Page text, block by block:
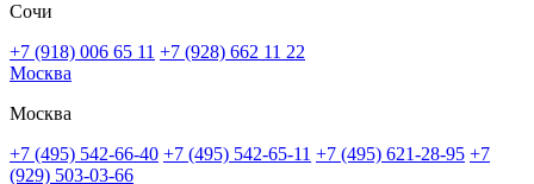
Сочи
+7 (918) 006 65 11 +7 (928) 662 11 22
Москва
Москва
+7 (495) 542-66-40 +7 (495) 542-65-11 +7 (495) 621-28-95 +7
(929) 503-03-66